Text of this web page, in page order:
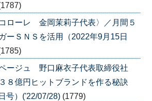
ローレ 金岡茉莉子代表〉／月間５
ーＳＮＳを活用（2022年9月15日
ージュ 野口麻衣子代表取締役社
８億円ヒットブランドを作る秘訣
号）('22/07/28) (1779)